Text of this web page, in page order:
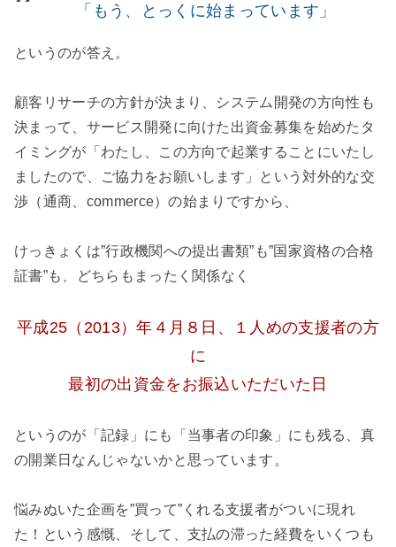
「もう、とっくに始まっています」
というのが答え。
顧客リサーチの方針が決まり、システム開発の方向性も
決まって、サービス開発に向けた出資金募集を始めたタ
イミングが「わたし、この方向で起業することにいたし
ましたので、ご協力をお願いします」という対外的な交
渉（通商、commerce）の始まりですから、
けっきょくは”行政機関への提出書類”も”国家資格の合格
証書”も、どちらもまったく関係なく
平成25（2013）年４月８日、１人めの支援者の方
に
最初の出資金をお振込いただいた日
というのが「記録」にも「当事者の印象」にも残る、真
の開業日なんじゃないかと思っています。
悩みぬいた企画を”買って”くれる支援者がついに現れ
た！という感慨、そして、支払の滞った経費をいくつも